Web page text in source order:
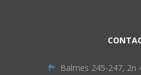
Balmes 245-247, 2n